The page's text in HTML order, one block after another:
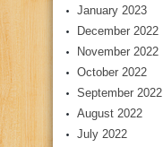
January 2023
December 2022
November 2022
October 2022
September 2022
August 2022
July 2022